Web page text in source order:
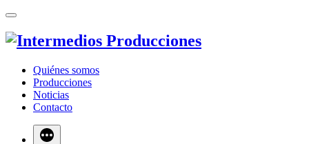
Quiénes somos
Producciones
Noticias
Contacto
Más